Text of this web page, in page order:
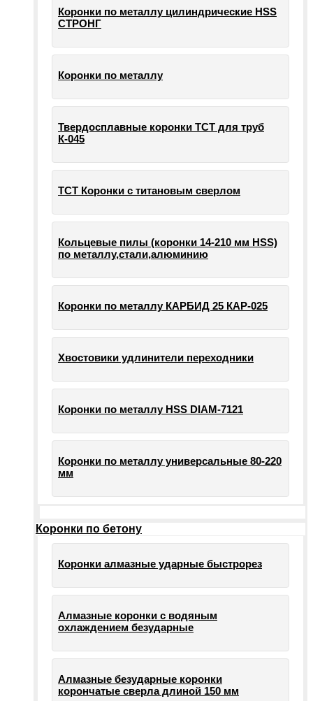
Коронки по металлу цилиндрические HSS
СТРОНГ
Коронки по металлу
Твердосплавные коронки ТСТ для труб
К-045
ТСТ Коронки с титановым сверлом
Кольцевые пилы (коронки 14-210 мм HSS)
по металлу,стали,алюминию
Коронки по металлу КАРБИД 25 КАР-025
Хвостовики удлинители переходники
Коронки по металлу HSS DIAM-7121
Коронки по металлу универсальные 80-220
мм
Коронки по бетону
Коронки алмазные ударные быстрорез
Алмазные коронки с водяным
охлаждением безударные
Алмазные безударные коронки
корончатые сверла длиной 150 мм